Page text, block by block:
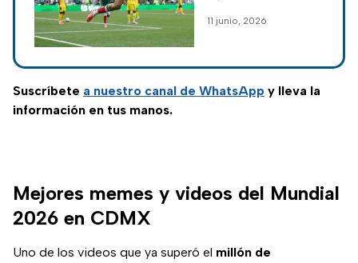
Ciudad de
México tras ganarle
Sudáfrica; su
próximo rival, Corea
11 junio, 2026
Suscríbete a nuestro canal de WhatsApp y lleva la
información en tus manos.
Mejores memes y videos del Mundial
2026 en CDMX
Uno de los videos que ya superó el millón de